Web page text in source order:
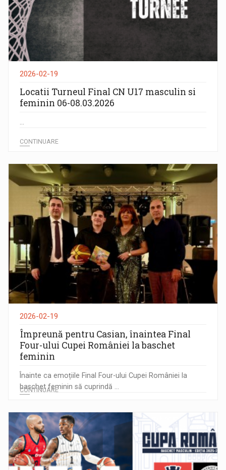
2026-02-19
Locatii Turneul Final CN U17 masculin si
feminin 06-08.03.2026
...
CONTINUARE
2026-02-19
Împreună pentru Casian, înaintea Final
Four-ului Cupei României la baschet
feminin
Înainte ca emoțiile Final Four-ului Cupei României la
baschet feminin să cuprindă ...
CONTINUARE